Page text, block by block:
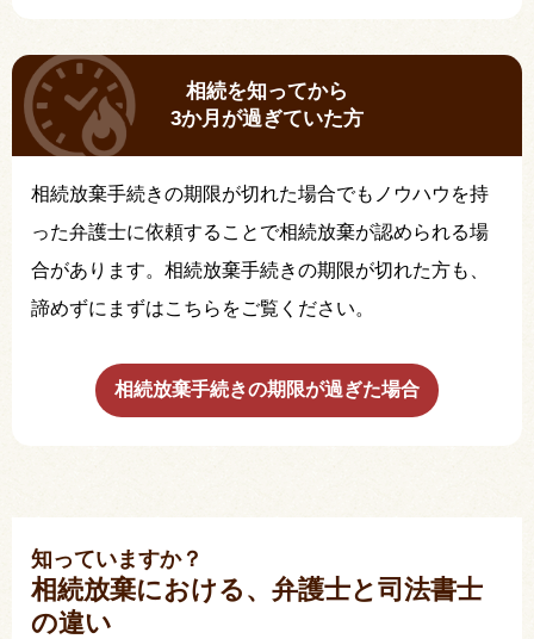
相続を知ってから
3か月が過ぎていた方
相続放棄手続きの期限が切れた場合でもノウハウを持
った弁護士に依頼することで相続放棄が認められる場
合があります。相続放棄手続きの期限が切れた方も、
諦めずにまずはこちらをご覧ください。
相続放棄手続きの期限が過ぎた場合
知っていますか？
相続放棄における、弁護士と司法書士
の違い